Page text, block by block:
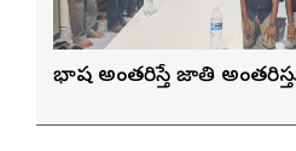
భాష అంతరిస్తే జాతి